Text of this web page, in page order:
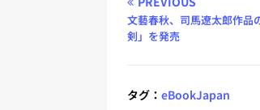
文藝春秋、司馬遼太郎作品
剣」を発売
タグ： eBookJapan